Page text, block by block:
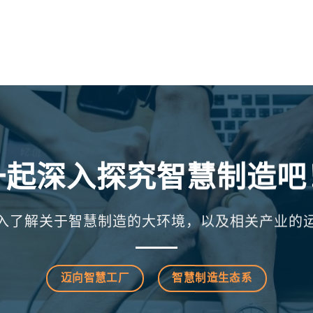
深入探究智慧制造
了解关于智慧制造的大环境，以及相关产业的
迈向智慧工厂 智慧制造生态系